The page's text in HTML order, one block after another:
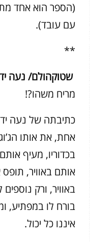
(הספר הוא אחד
עם עובד).
**
שטוקהולם/ נעה
מריח משהו?!
כתיבתה של נעה
אחת, את אותו
בכדוריו, מעיף
אותם באוויר,
באוויר, ורק
בורח לו במפתיע,
איננו כל יכול.